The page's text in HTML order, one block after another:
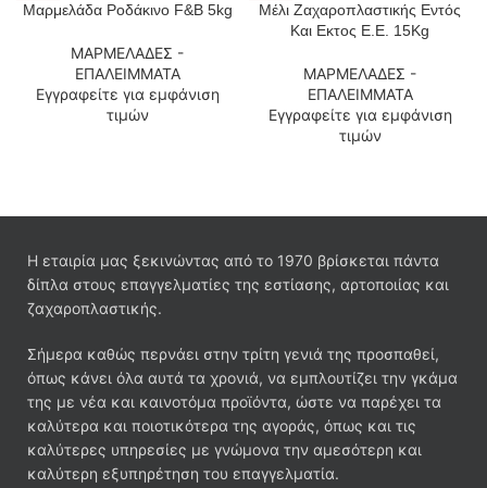
Μαρμελάδα Ροδάκινο F&B 5kg
ΜΑΡΜΕΛΑΔΕΣ -
ΕΠΑΛΕΙΜΜΑΤΑ
Εγγραφείτε για εμφάνιση
τιμών
Μέλι Ζαχαροπλαστικής Εντός
Και Εκτος Ε.Ε. 15Kg
ΜΑΡΜΕΛΑΔΕΣ -
ΕΠΑΛΕΙΜΜΑΤΑ
Εγγραφείτε για εμφάνιση
τιμών
Η εταιρία μας ξεκινώντας από το 1970 βρίσκεται πάντα
δίπλα στους επαγγελματίες της εστίασης, αρτοποιίας και
ζαχαροπλαστικής.
Σήμερα καθώς περνάει στην τρίτη γενιά της προσπαθεί,
όπως κάνει όλα αυτά τα χρονιά, να εμπλουτίζει την γκάμα
της με νέα και καινοτόμα προϊόντα, ώστε να παρέχει τα
καλύτερα και ποιοτικότερα της αγοράς, όπως και τις
καλύτερες υπηρεσίες με γνώμονα την αμεσότερη και
καλύτερη εξυπηρέτηση του επαγγελματία.